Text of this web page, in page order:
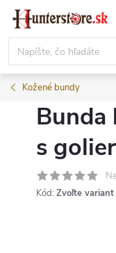
Prejsť
obsah
Kožené bundy
Bunda
s
Kód: Zvoľte variant